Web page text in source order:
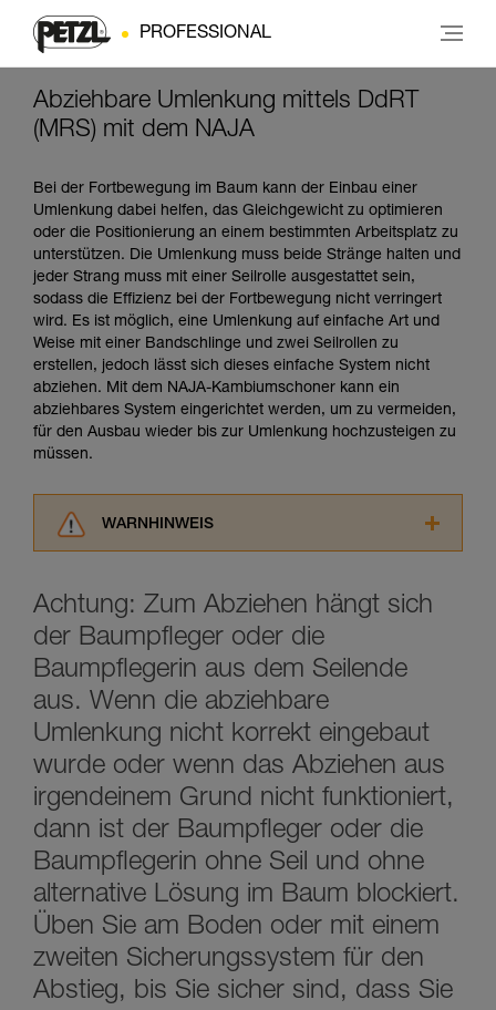
PROFESSIONAL
Abziehbare Umlenkung mittels DdRT
(MRS) mit dem NAJA
Bei der Fortbewegung im Baum kann der Einbau einer
Umlenkung dabei helfen, das Gleichgewicht zu optimieren
oder die Positionierung an einem bestimmten Arbeitsplatz zu
unterstützen. Die Umlenkung muss beide Stränge halten und
jeder Strang muss mit einer Seilrolle ausgestattet sein,
sodass die Effizienz bei der Fortbewegung nicht verringert
wird. Es ist möglich, eine Umlenkung auf einfache Art und
Weise mit einer Bandschlinge und zwei Seilrollen zu
erstellen, jedoch lässt sich dieses einfache System nicht
abziehen. Mit dem NAJA-Kambiumschoner kann ein
abziehbares System eingerichtet werden, um zu vermeiden,
für den Ausbau wieder bis zur Umlenkung hochzusteigen zu
müssen.
WARNHINWEIS
aufmerksam durch, bevor Sie diesen zu Rate
ziehen. Um diese Zusatzinformationen
verstehen zu können, müssen Sie zuerst die in
der Gebrauchsanweisung enthaltenen
Informationen richtig verstanden haben.
Die Beherrschung dieser Techniken setzt eine
entsprechende Ausbildung und ein spezielles
Training voraus. Prüfen Sie zusammen mit
einem Profi, ob Sie in der Lage sind, den
Vorgang alleine sicher zu wiederholen, bevor
Sie ihn eigenständig durchführen.
Wir geben Beispiele für die mit Ihrer Aktivität
verbundenen Techniken. Möglicherweise gibt es
noch andere Techniken, die hier nicht
beschrieben werden.
Achtung: Zum Abziehen hängt sich
der Baumpfleger oder die
Baumpflegerin aus dem Seilende
aus. Wenn die abziehbare
Umlenkung nicht korrekt eingebaut
wurde oder wenn das Abziehen aus
irgendeinem Grund nicht funktioniert,
dann ist der Baumpfleger oder die
Baumpflegerin ohne Seil und ohne
alternative Lösung im Baum blockiert.
Üben Sie am Boden oder mit einem
zweiten Sicherungssystem für den
Abstieg, bis Sie sicher sind, dass Sie